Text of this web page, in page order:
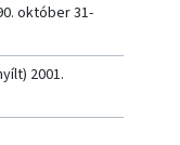
október 31-
2001.